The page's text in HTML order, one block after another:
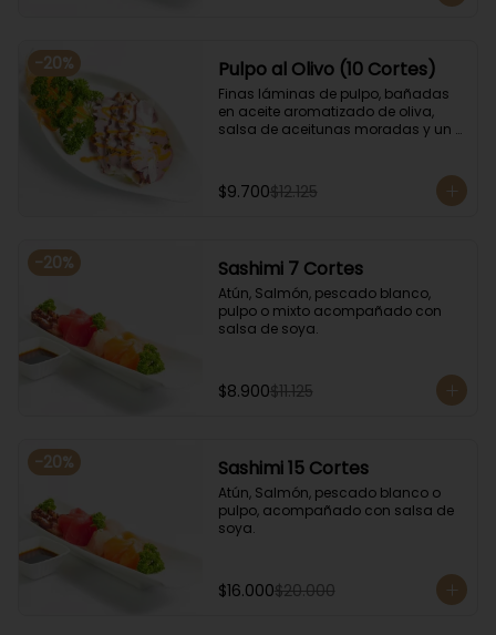
-20% Pulpo al Olivo (10 Cortes)
Finas láminas de pulpo, bañadas
en aceite aromatizado de oliva,
salsa de aceitunas moradas y un
$9.700$12.125
-20% Sashimi 7 Cortes
Atún, Salmón, pescado blanco,
pulpo o mixto acompañado con
salsa de soya.
$8.900$11.125
-20% Sashimi 15 Cortes
Atún, Salmón, pescado blanco o
pulpo, acompañado con salsa de
soya.
$16.000$20.000